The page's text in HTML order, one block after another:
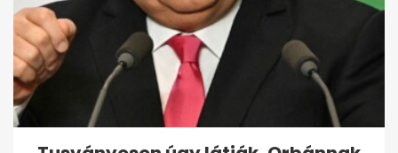
Tarolt az új Pókember: 6 nap
alatt 1,05 milliárd dollár